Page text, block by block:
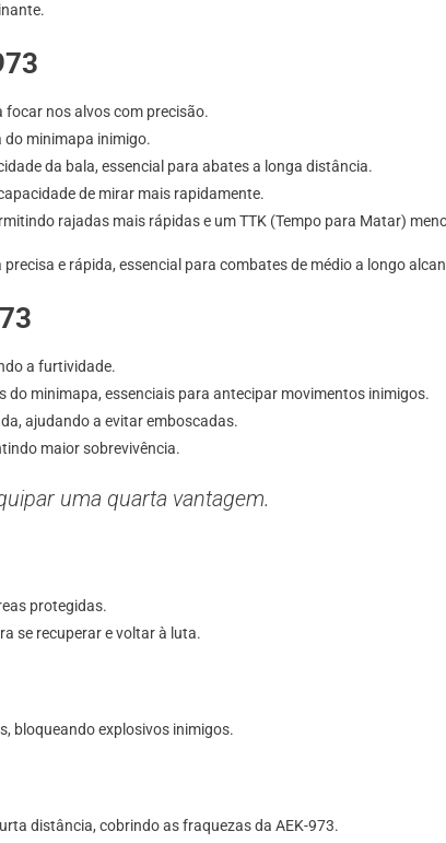
focar nos alvos com precisão.
do minimapa inimigo.
da bala, essencial para abates a longa distância.
de mirar mais rapidamente.
rajadas mais rápidas e um TTK (Tempo para Matar)
e rápida, essencial para combates de médio a longo
a furtividade.
do minimapa, essenciais para antecipar movimentos inimigos.
ajudando a evitar emboscadas.
maior sobrevivência.
uma quarta vantagem.
protegidas.
se recuperar e voltar à luta.
bloqueando explosivos inimigos.
distância, cobrindo as fraquezas da AEK-973.